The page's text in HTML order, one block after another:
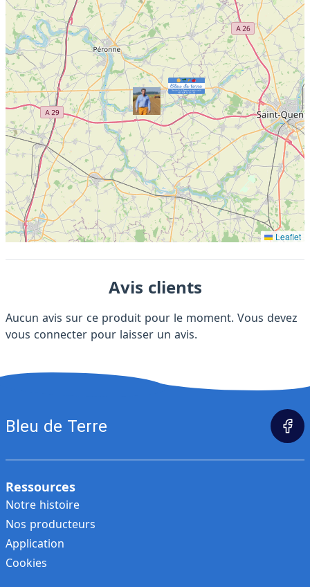
Leaflet
Avis clients
Aucun avis sur ce produit pour le moment. Vous devez
vous connecter pour laisser un avis.
Bleu de Terre
Ressources
Notre histoire
Nos producteurs
Application
Cookies